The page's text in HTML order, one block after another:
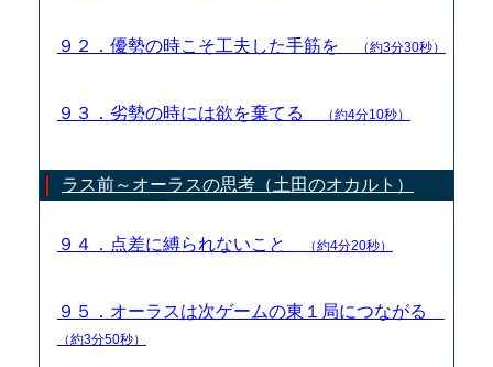
９２．優勢の時こそ工夫した手筋を （約3分30秒）
９３．劣勢の時には欲を棄てる （約4分10秒）
ラス前～オーラスの思考（土田のオカルト）
９４．点差に縛られないこと （約4分20秒）
９５．オーラスは次ゲームの東１局につながる
（約3分50秒）